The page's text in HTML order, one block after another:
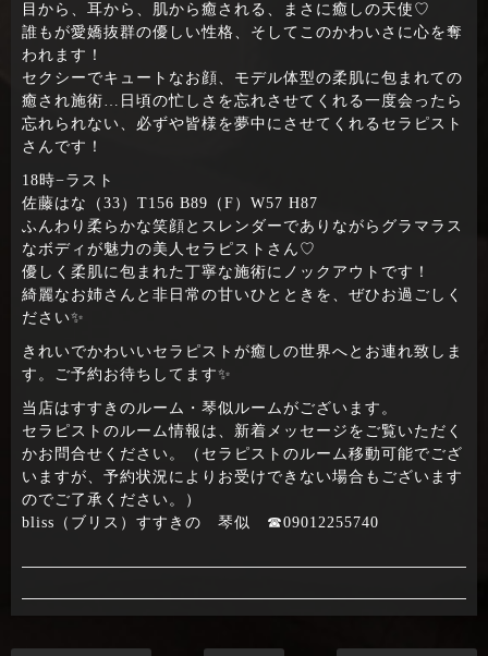
目から、耳から、肌から癒される、まさに癒しの天使♡
誰もが愛嬌抜群の優しい性格、そしてこのかわいさに心を奪
われます！
セクシーでキュートなお顔、モデル体型の柔肌に包まれての
癒され施術…日頃の忙しさを忘れさせてくれる一度会ったら
忘れられない、必ずや皆様を夢中にさせてくれるセラピスト
さんです！
18時−ラスト
佐藤はな（33）T156 B89（F）W57 H87
ふんわり柔らかな笑顔とスレンダーでありながらグラマラス
なボディが魅力の美人セラピストさん♡
優しく柔肌に包まれた丁寧な施術にノックアウトです！
綺麗なお姉さんと非日常の甘いひとときを、ぜひお過ごしく
ださい✨
きれいでかわいいセラピストが癒しの世界へとお連れ致しま
す。ご予約お待ちしてます✨
当店はすすきのルーム・琴似ルームがございます。
セラピストのルーム情報は、新着メッセージをご覧いただく
かお問合せください。（セラピストのルーム移動可能でござ
いますが、予約状況によりお受けできない場合もございます
のでご了承ください。）
bliss（ブリス）すすきの 琴似 ☎09012255740